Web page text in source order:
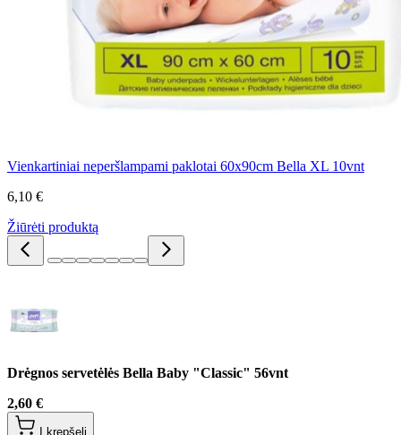
Vienkartiniai neperšlampami paklotai 60x90cm Bella XL 10vnt
6,10 €
Žiūrėti produktą
Drėgnos servetėlės Bella Baby "Classic" 56vnt
2,60 €
Į krepšelį